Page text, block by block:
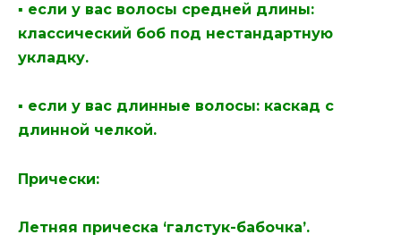
▪ если у вас волосы средней длины:
классический боб под нестандартную
укладку.
▪ если у вас длинные волосы: каскад с
длинной челкой.
Прически:
Летняя прическа ‘галстук-бабочка’.